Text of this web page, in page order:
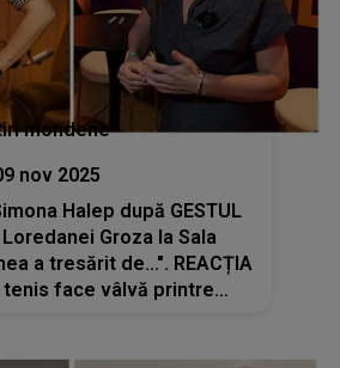
mondene
nov 2025
Halep după GESTUL
Groza la Sala
a tresărit de...". REACȚIA
face vâlvă printre